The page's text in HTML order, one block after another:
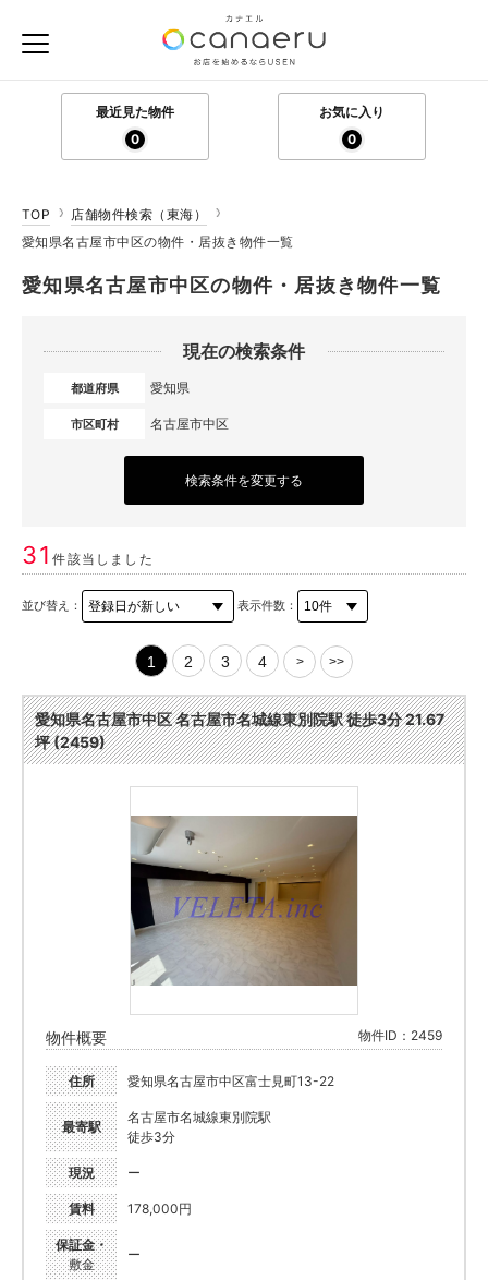
最近見た物件
0
お気に入り
0
TOP
店舗物件検索（東海）
愛知県名古屋市中区の物件・居抜き物件一覧
愛知県名古屋市中区の物件・居抜き物件一覧
現在の検索条件
都道府県 愛知県
市区町村 名古屋市中区
検索条件を変更する
31件該当しました
並び替え： 表示件数：
1 2 3 4 > >>
愛知県名古屋市中区 名古屋市名城線東別院駅 徒歩3分 21.67
坪 (2459)
物件概要 物件ID：2459
住所 愛知県名古屋市中区富士見町13-22
最寄駅
名古屋市名城線東別院駅
徒歩3分
現況 ー
賃料 178,000円
保証金・
敷金
ー